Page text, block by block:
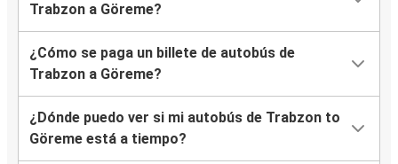
Trabzon a Göreme?
¿Cómo se paga un billete de autobús de
Trabzon a Göreme?
¿Dónde puedo ver si mi autobús de Trabzon to
Göreme está a tiempo?